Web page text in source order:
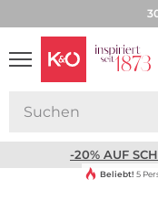
-20% AUF
Beliebt! 5